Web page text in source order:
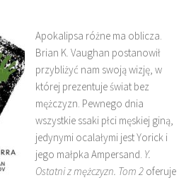
Apokalipsa różne ma oblicza.
Brian K. Vaughan postanowił
przybliżyć nam swoją wizję, w
której prezentuje świat bez
mężczyzn. Pewnego dnia
wszystkie ssaki płci męskiej giną,
jedynymi ocalałymi jest Yorick i
jego małpka Ampersand. Y.
Ostatni z mężczyzn. Tom 2 oferuje